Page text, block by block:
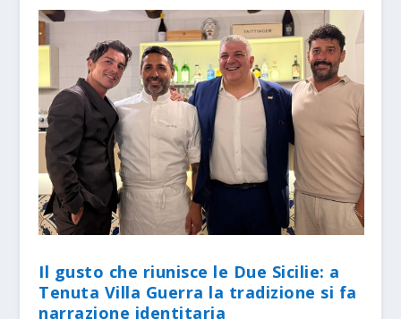
Il gusto che riunisce le Due Sicilie: a
Tenuta Villa Guerra la tradizione si fa
narrazione identitaria